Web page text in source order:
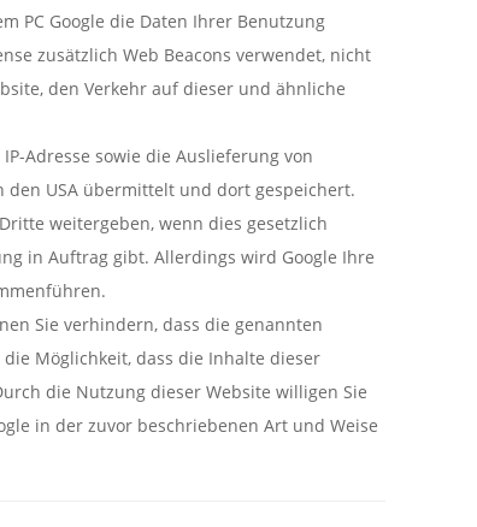
PC Google die Daten Ihrer Benutzung
zusätzlich Web Beacons verwendet, nicht
den Verkehr auf dieser und ähnliche
Adresse sowie die Auslieferung von
den USA übermittelt und dort gespeichert.
weitergeben, wenn dies gesetzlich
in Auftrag gibt. Allerdings wird Google Ihre
Sie verhindern, dass die genannten
Möglichkeit, dass die Inhalte dieser
die Nutzung dieser Website willigen Sie
in der zuvor beschriebenen Art und Weise